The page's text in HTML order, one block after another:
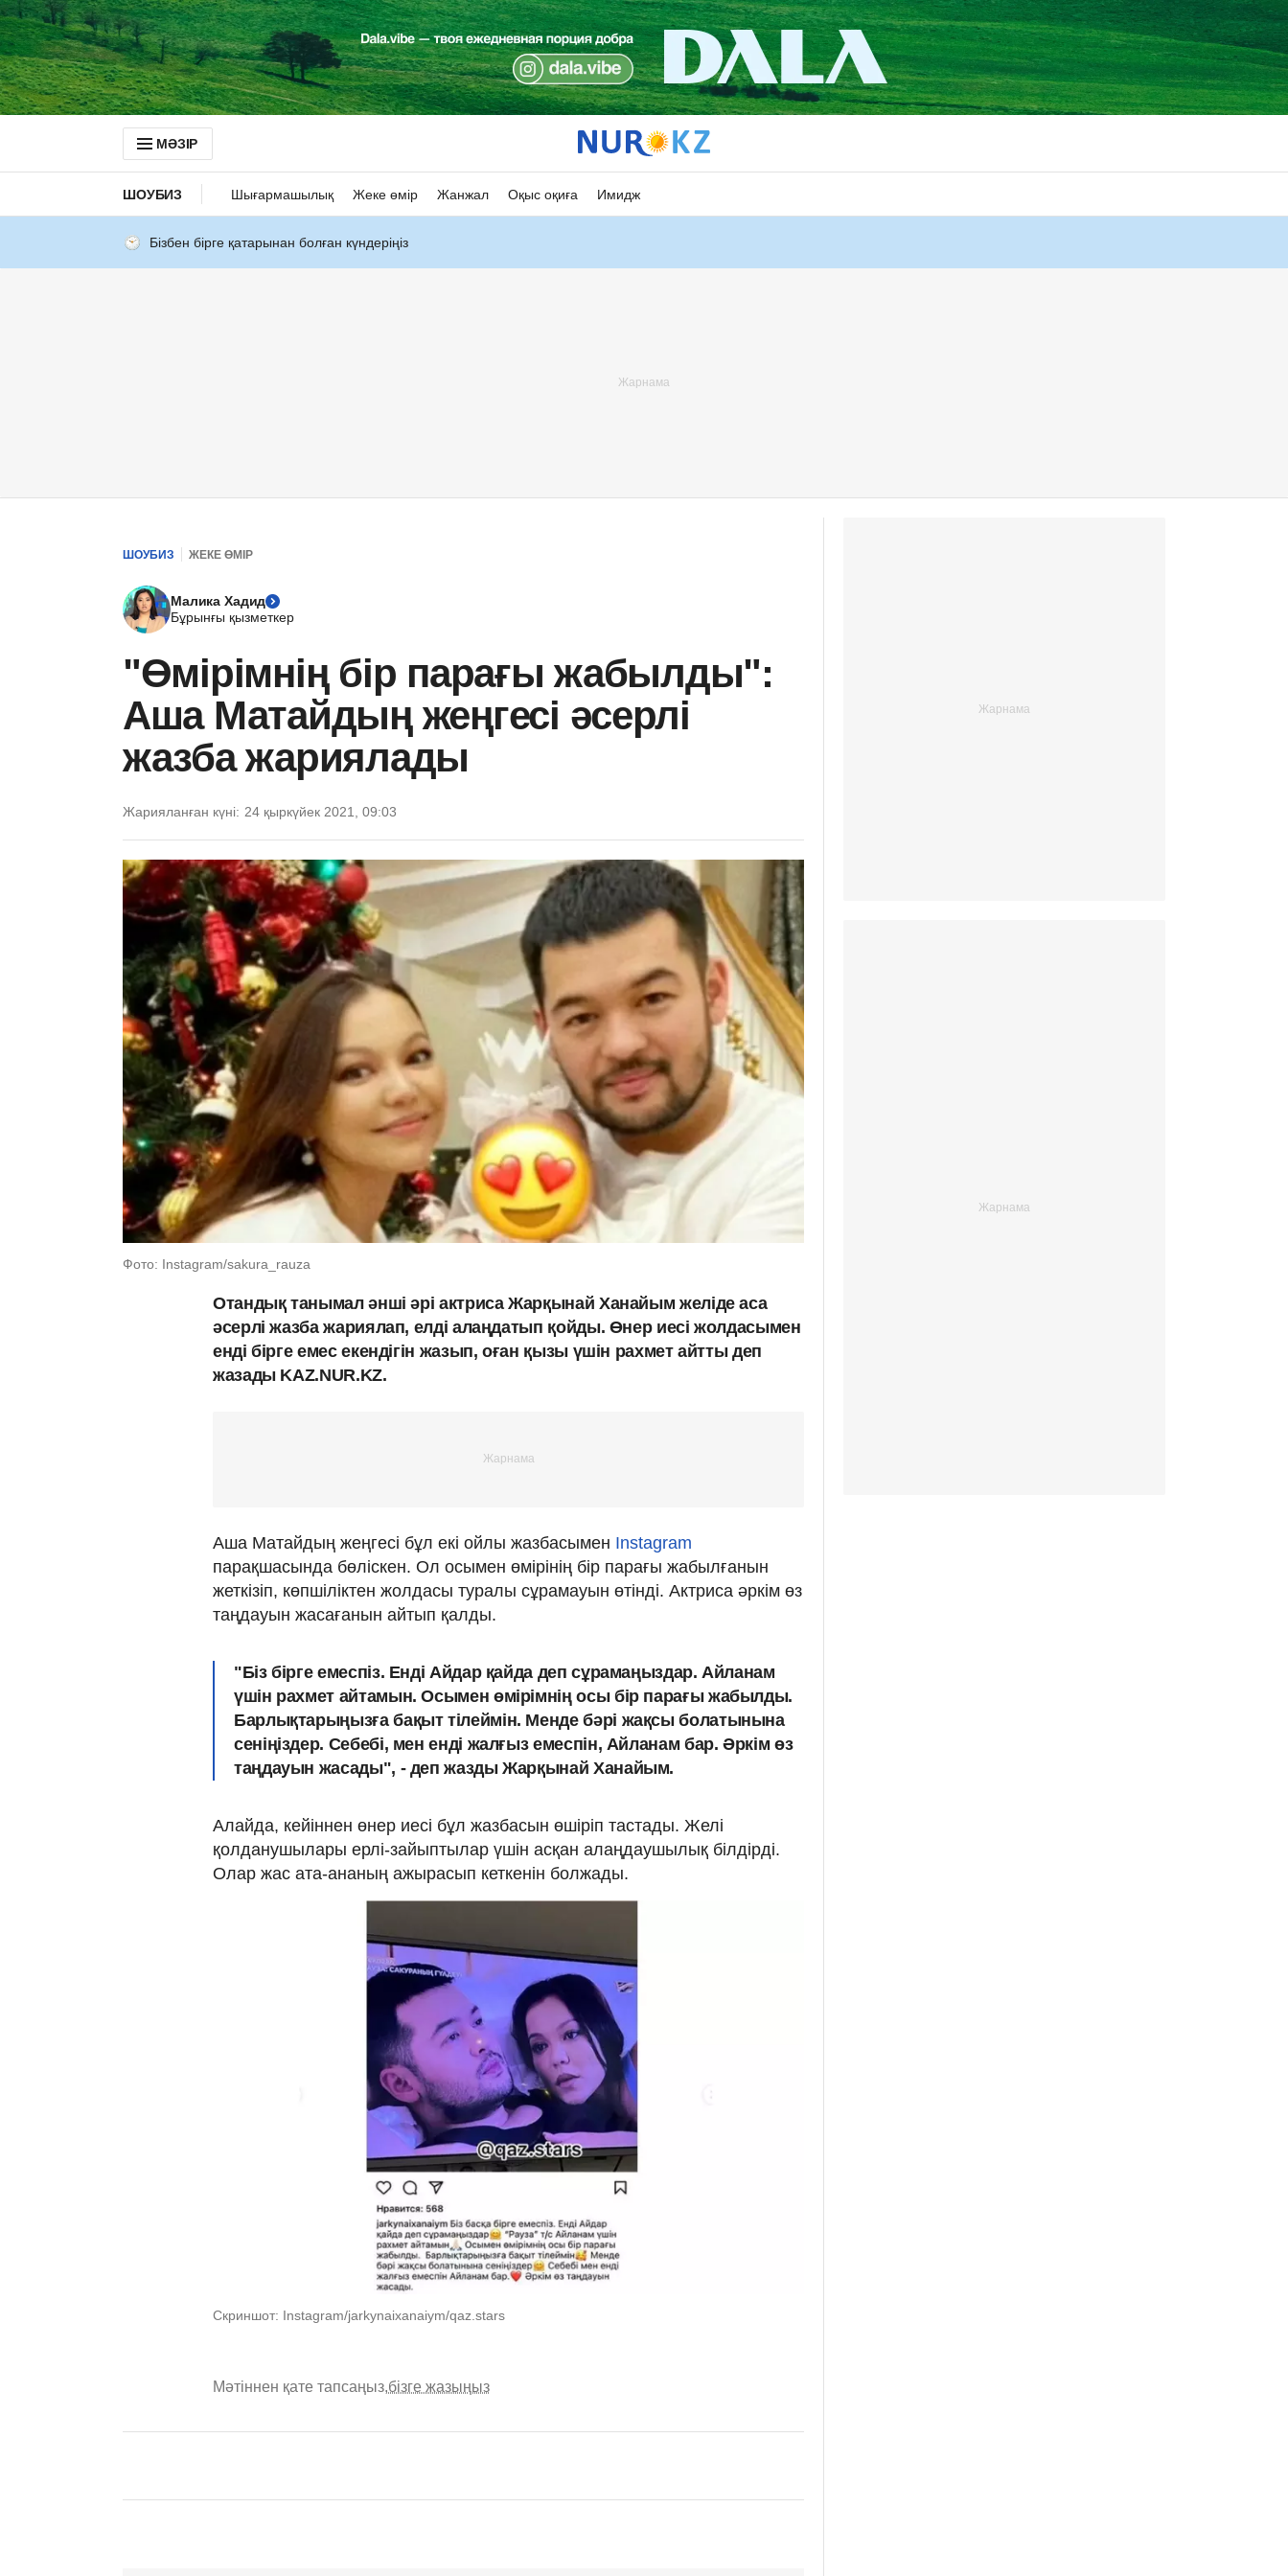
МӘЗІР
ШОУБИЗ Шығармашылық Жеке өмір Жанжал Оқыс оқиға Имидж
Бізбен бірге қатарынан болған күндеріңіз
ШОУБИЗ ЖЕКЕ ӨМІР
Малика Хадид
Бұрынғы қызметкер
"Өмірімнің бір парағы жабылды":
Аша Матайдың жеңгесі әсерлі
жазба жариялады
Жарияланған күні: 24 қыркүйек 2021, 09:03
Фото: Instagram/sakura_rauza
Отандық танымал әнші әрі актриса Жарқынай Ханайым желіде аса
әсерлі жазба жариялап, елді алаңдатып қойды. Өнер иесі жолдасымен
енді бірге емес екендігін жазып, оған қызы үшін рахмет айтты деп
жазады KAZ.NUR.KZ.
Аша Матайдың жеңгесі бұл екі ойлы жазбасымен Instagram
парақшасында бөліскен. Ол осымен өмірінің бір парағы жабылғанын
жеткізіп, көпшіліктен жолдасы туралы сұрамауын өтінді. Актриса әркім өз
таңдауын жасағанын айтып қалды.
"Біз бірге емеспіз. Енді Айдар қайда деп сұрамаңыздар. Айланам
үшін рахмет айтамын. Осымен өмірімнің осы бір парағы жабылды.
Барлықтарыңызға бақыт тілеймін. Менде бәрі жақсы болатынына
сеніңіздер. Себебі, мен енді жалғыз емеспін, Айланам бар. Әркім өз
таңдауын жасады", - деп жазды Жарқынай Ханайым.
Алайда, кейіннен өнер иесі бұл жазбасын өшіріп тастады. Желі
қолданушылары ерлі-зайыптылар үшін асқан алаңдаушылық білдірді.
Олар жас ата-ананың ажырасып кеткенін болжады.
Скриншот: Instagram/jarkynaixanaiym/qaz.stars
Мәтіннен қате тапсаңыз,бізге жазыңыз